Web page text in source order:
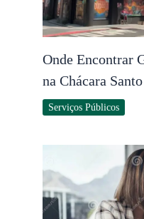
Onde Encontrar
na Chácara
Serviços Públicos